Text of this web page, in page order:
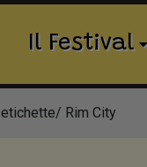
Il Festival
etichette Rim City